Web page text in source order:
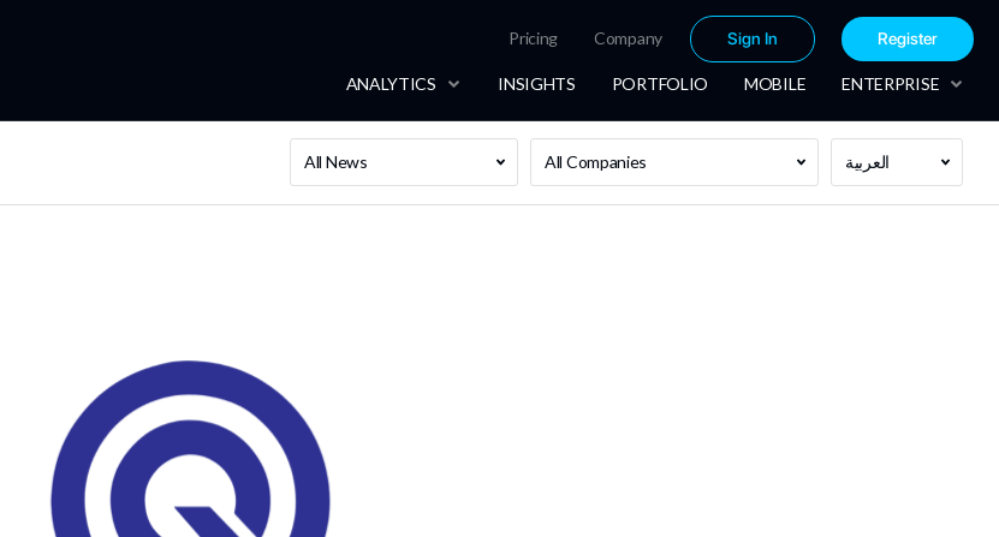
Pricing Company Sign In Register
ANALYTICS INSIGHTS PORTFOLIO MOBILE ENTERPRISE
All News All Companies العربية